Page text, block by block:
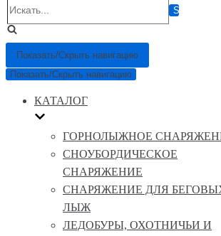
Показать/Скрыть навигацию
Показать/Скрыть навигацию
КАТАЛОГ
ГОРНОЛЫЖНОЕ
СНОУБОРДИЧЕСКОЕ
СНАРЯЖЕНИЕ
СНАРЯЖЕНИЕ ДЛЯ
ЛЫЖ
ЛЕДОБУРЫ, ОХОТНИЧЬИ И